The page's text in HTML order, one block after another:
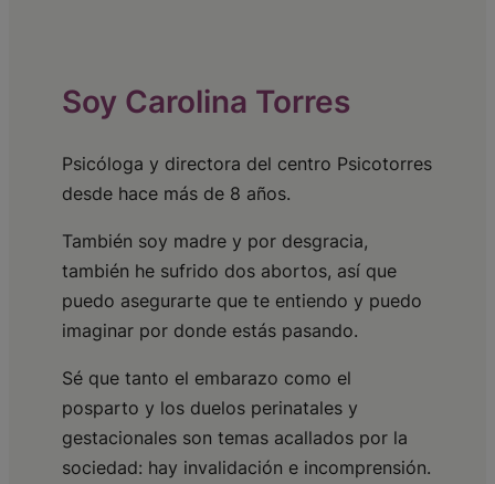
Soy Carolina Torres
Psicóloga y directora del centro Psicotorres
desde hace más de 8 años.
También soy madre y por desgracia,
también he sufrido dos abortos, así que
puedo asegurarte que te entiendo y puedo
imaginar por donde estás pasando.
Sé que tanto el embarazo como el
posparto y los duelos perinatales y
gestacionales son temas acallados por la
sociedad: hay invalidación e incomprensión.